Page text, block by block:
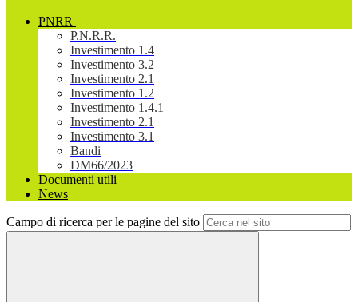
PNRR
P.N.R.R.
Investimento 1.4
Investimento 3.2
Investimento 2.1
Investimento 1.2
Investimento 1.4.1
Investimento 2.1
Investimento 3.1
Bandi
DM66/2023
Documenti utili
News
Campo di ricerca per le pagine del sito